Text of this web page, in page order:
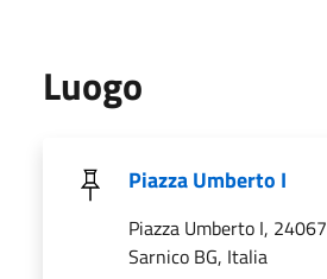
Luogo
Piazza Umberto I
Piazza Umberto I, 24067
Sarnico BG, Italia